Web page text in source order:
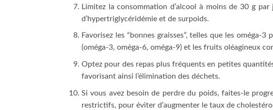
Limitez la consommation d’alcool à moins de 30 g
d’hypertriglycéridémie et de surpoids.
Favorisez les “bonnes graisses”, telles que les oméga-
(oméga-3, oméga-6, oméga-9) et les fruits oléagineux
Optez pour des repas plus fréquents en petites
favorisant ainsi l’élimination des déchets.
Si vous avez besoin de perdre du poids, faites-le
restrictifs, pour éviter d’augmenter le taux de